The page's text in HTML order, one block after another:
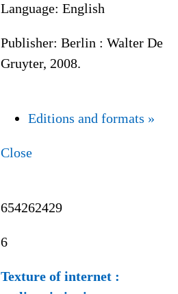
Language: English
Publisher: Berlin : Walter De
Gruyter, 2008.
Editions and formats »
Close
654262429
6
Texture of internet :